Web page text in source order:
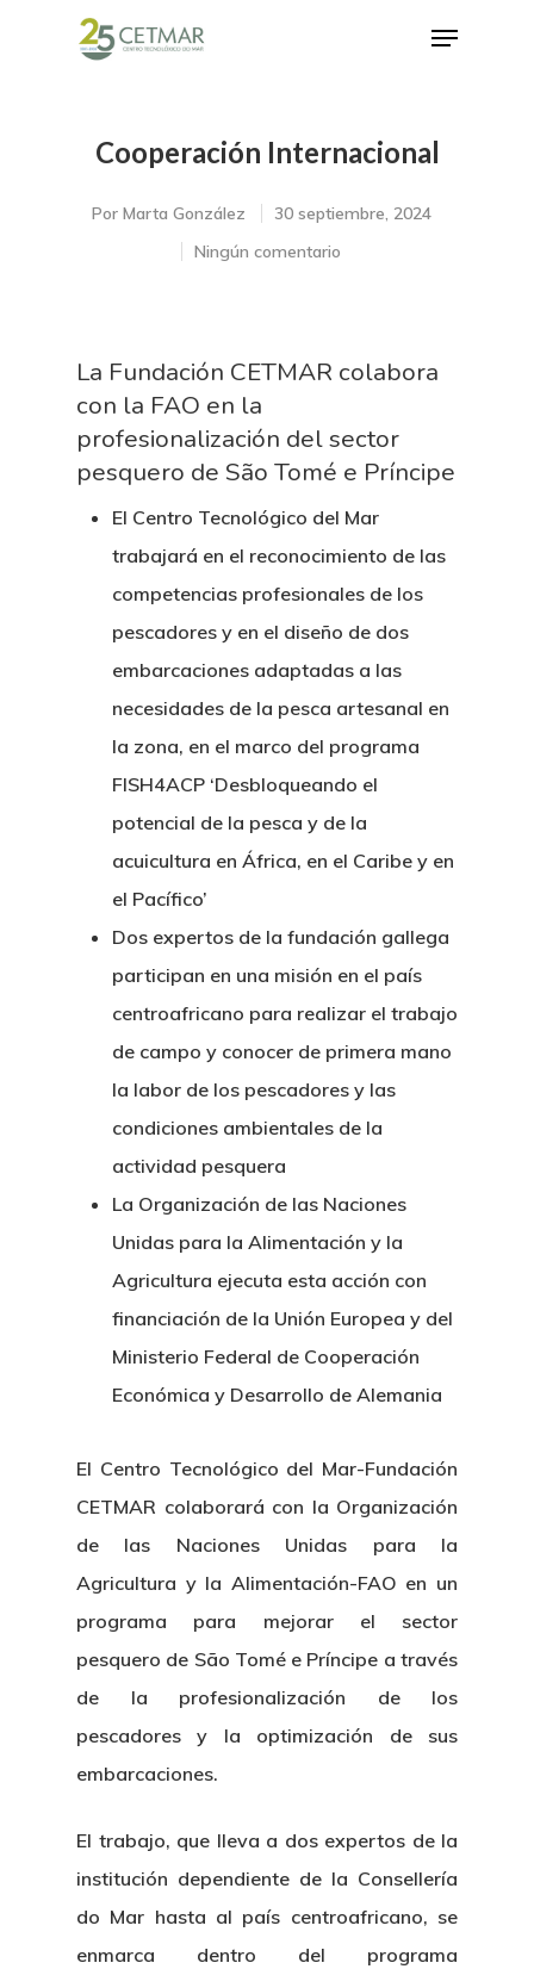
Hit enter to search or ESC to close
Cooperación Internacional
Por Marta González
30 septiembre, 2024
Ningún comentario
La Fundación CETMAR colabora
con la FAO en la
profesionalización del sector
pesquero de São Tomé e Príncipe
El Centro Tecnológico del Mar
trabajará en el reconocimiento de las
competencias profesionales de los
pescadores y en el diseño de dos
embarcaciones adaptadas a las
necesidades de la pesca artesanal en
la zona, en el marco del programa
FISH4ACP ‘Desbloqueando el
potencial de la pesca y de la
acuicultura en África, en el Caribe y en
el Pacífico’
Dos expertos de la fundación gallega
participan en una misión en el país
centroafricano para realizar el trabajo
de campo y conocer de primera mano
la labor de los pescadores y las
condiciones ambientales de la
actividad pesquera
La Organización de las Naciones
Unidas para la Alimentación y la
Agricultura ejecuta esta acción con
financiación de la Unión Europea y del
Ministerio Federal de Cooperación
Económica y Desarrollo de Alemania
El Centro Tecnológico del Mar-Fundación
CETMAR colaborará con la Organización
de las Naciones Unidas para la
Agricultura y la Alimentación-FAO en un
programa para mejorar el sector
pesquero de São Tomé e Príncipe a través
de la profesionalización de los
pescadores y la optimización de sus
embarcaciones.
El trabajo, que lleva a dos expertos de la
institución dependiente de la Consellería
do Mar hasta al país centroafricano, se
enmarca dentro del programa